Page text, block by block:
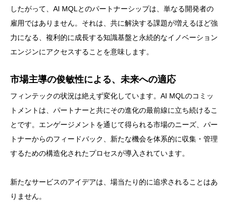
したがって、AI MQLとのパートナーシップは、単なる開発者の
雇用ではありません。それは、共に解決する課題が増えるほど強
力になる、複利的に成長する知識基盤と永続的なイノベーション
エンジンにアクセスすることを意味します。
市場主導の俊敏性による、未来への適応
フィンテックの状況は絶えず変化しています。AI MQLのコミッ
トメントは、パートナーと共にその進化の最前線に立ち続けるこ
とです。エンゲージメントを通じて得られる市場のニーズ、パー
トナーからのフィードバック、新たな機会を体系的に収集・管理
するための構造化されたプロセスが導入されています。
新たなサービスのアイデアは、場当たり的に追求されることはあ
りません。